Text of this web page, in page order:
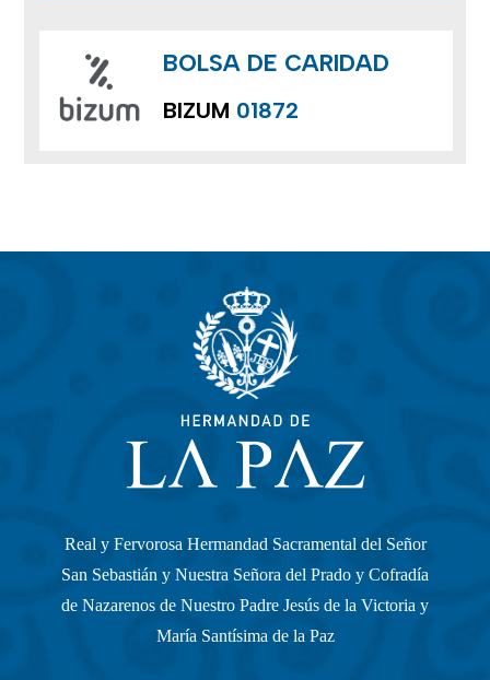
BOLSA DE CARIDAD
BIZUM 01872
Real y Fervorosa Hermandad Sacramental del Señor
San Sebastián y Nuestra Señora del Prado y Cofradía
de Nazarenos de Nuestro Padre Jesús de la Victoria y
María Santísima de la Paz